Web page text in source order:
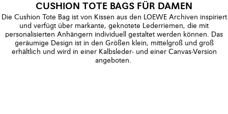
CUSHION TOTE BAGS FÜR DAMEN
Die Cushion Tote Bag ist von Kissen aus den LOEWE Archiven inspiriert
und verfügt über markante, geknotete Lederriemen, die mit
personalisierten Anhängern individuell gestaltet werden können. Das
geräumige Design ist in den Größen klein, mittelgroß und groß
erhältlich und wird in einer Kalbsleder- und einer Canvas-Version
angeboten.